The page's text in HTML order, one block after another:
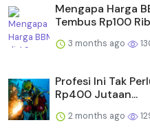
Mengapa Harga
Tembus Rp100
3 months ago
Profesi Ini Tak
Rp400 Jutaan...
2 months ago